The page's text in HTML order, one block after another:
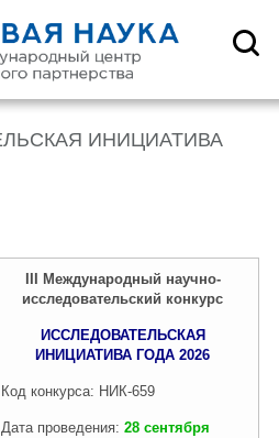
ИНИЦИАТИВА
Международный научно-
исследовательский конкурс
ИССЛЕДОВАТЕЛЬСКАЯ
ИНИЦИАТИВА ГОДА 2026
Код конкурса: НИК-659
Дата проведения: 28 сентября